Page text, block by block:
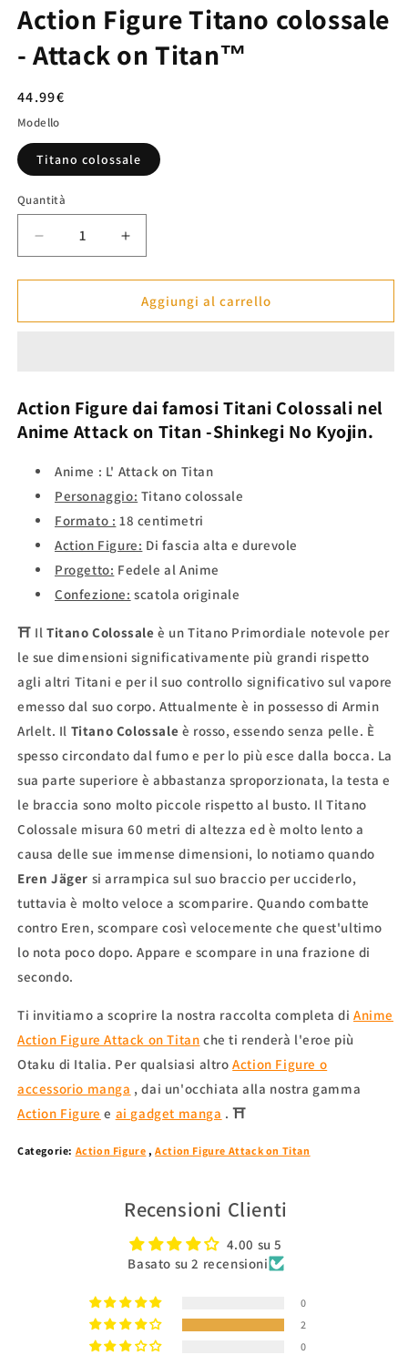
Action Figure Titano colossale
- Attack on Titan™
Prezzo
di
listino
44.99€
Modello
Titano colossale
Quantità
Diminuisci
quantità
per
Figure
Attack
on
Titan™
Aumenta
quantità
per
Action
Figure
Attack
on
Titan™
Aggiungi al carrello
Action Figure dai famosi Titani Colossali nel
Anime Attack on Titan -Shinkegi No Kyojin.
Anime : L' Attack on Titan
Personaggio: Titano colossale
Formato : 18 centimetri
Action Figure: Di fascia alta e durevole
Progetto: Fedele al Anime
Confezione: scatola originale
⛩ IlTitano Colossale è un Titano Primordiale notevole per
le sue dimensioni significativamente più grandi rispetto
agli altri Titani e per il suo controllo significativo sul vapore
emesso dal suo corpo. Attualmente è in possesso di Armin
Arlelt. Il Titano Colossale è rosso, essendo senza pelle. È
spesso circondato dal fumo e per lo più esce dalla bocca. La
sua parte superiore è abbastanza sproporzionata, la testa e
le braccia sono molto piccole rispetto al busto. Il Titano
Colossale misura 60 metri di altezza ed è molto lento a
causa delle sue immense dimensioni, lo notiamo quando
Eren Jäger si arrampica sul suo braccio per ucciderlo,
tuttavia è molto veloce a scomparire. Quando combatte
contro Eren, scompare così velocemente che quest'ultimo
lo nota poco dopo. Appare e scompare in una frazione di
secondo.
Ti invitiamo a scoprire la nostra raccolta completa diAnime
Action Figure Attack on Titan che ti renderà l'eroe più
Otaku di Italia. Per qualsiasi altroAction Figure o
accessorio manga , dai un'occhiata alla nostra gamma
Action Figure e ai gadget manga . ⛩
Categorie: Action Figure , Action Figure Attack on Titan
Recensioni Clienti
4.00 su 5
Basato su 2 recensioni
0
2
0